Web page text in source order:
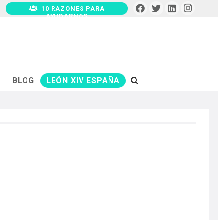
10 RAZONES PARA
AYUDARNOS
BLOG LEÓN XIV ESPAÑA